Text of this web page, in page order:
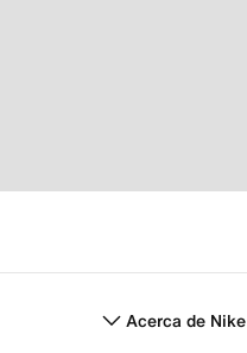
Acerca de Nike